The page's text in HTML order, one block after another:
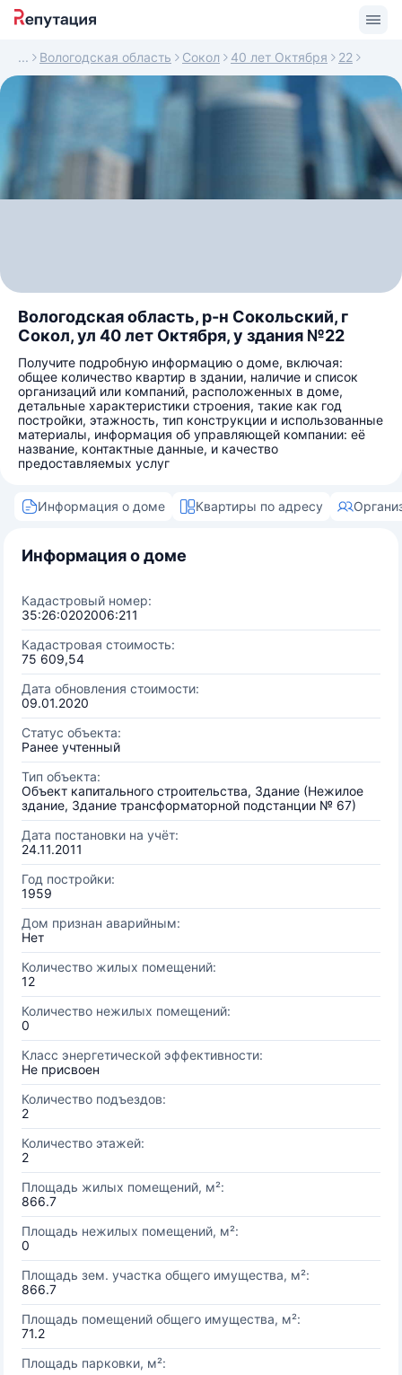
Вологодская область Сокол 40 лет Октября 22
Вологодская область, р-н Сокольский, г
Сокол, ул 40 лет Октября, у здания №22
Получите подробную информацию о доме, включая:
общее количество квартир в здании, наличие и список
организаций или компаний, расположенных в доме,
детальные характеристики строения, такие как год
постройки, этажность, тип конструкции и использованные
материалы, информация об управляющей компании: её
название, контактные данные, и качество
предоставляемых услуг
Информация о доме Квартиры по адресу
Информация о доме
Кадастровый номер:
35:26:0202006:211
Кадастровая стоимость:
75 609,54
Дата обновления стоимости:
09.01.2020
Статус объекта:
Ранее учтенный
Тип объекта:
Объект капитального строительства, Здание (Нежилое
здание, Здание трансформаторной подстанции № 67)
Дата постановки на учёт:
24.11.2011
Год постройки:
1959
Дом признан аварийным:
Нет
Количество жилых помещений:
12
Количество нежилых помещений:
0
Класс энергетической эффективности:
Не присвоен
Количество подъездов:
2
Количество этажей:
2
Площадь жилых помещений, м²:
866.7
Площадь нежилых помещений, м²:
0
Площадь зем. участка общего имущества, м²:
866.7
Площадь помещений общего имущества, м²:
71.2
Площадь парковки, м²: